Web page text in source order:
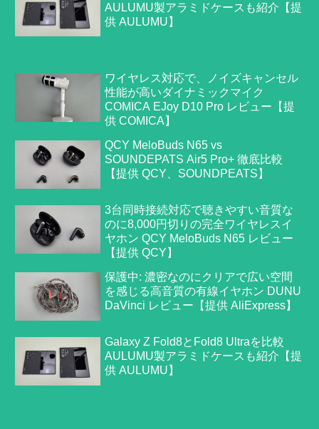
AULUMU製アラミドケースも紹介【提
供 AULUMU】
ワイヤレス対応で、ノイズキャンセル
性能が高いダイナミックマイク
COMICA EJoy D10 Pro レビュー【提
供 COMICA】
QCY MeloBuds N65 vs
SOUNDEPATS Air5 Pro+ 徹底比較
【提供 QCY、SOUNDPEATS】
3台同時接続対応で聴きやすい音質な
のに8,000円切りの完全ワイヤレスイ
ヤホン QCY MeloBuds N65 レビュー
【提供 QCY】
保護中: 濃密なのにクリアで広い空間
を感じる高音質の有線イヤホン DUNU
DaVinci レビュー【提供 AliExpress】
Galaxy Z Fold8とFold8 Ultraを比較
AULUMU製アラミドケースも紹介【提
供 AULUMU】